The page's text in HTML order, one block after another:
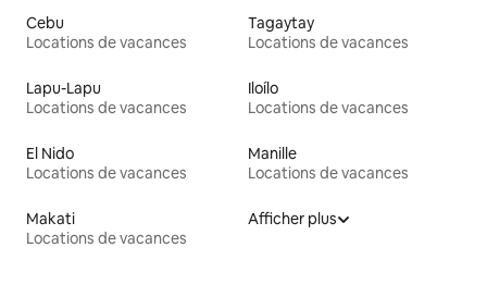
Cebu
Locations de vacances
Tagaytay
Locations de vacances
Lapu-Lapu
Locations de vacances
Iloílo
Locations de vacances
El Nido
Locations de vacances
Manille
Locations de vacances
Makati
Locations de vacances
Afficher plus